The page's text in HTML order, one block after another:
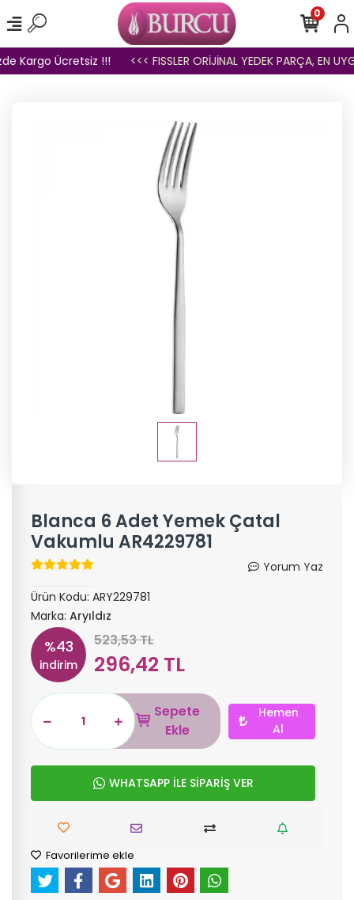
Kargo Ücretsiz !!! <<< FISSLER ORİJİNAL YEDEK PARÇA, EN
0
Blanca 6 Adet Yemek Çatal
Vakumlu AR4229781
Yorum Yaz
Ürün Kodu: ARY229781
Marka: Aryıldız
%43
indirim
523,53 TL
296,42 TL
Sepete
Ekle
Hemen
Al
WHATSAPP İLE SİPARİŞ VER
Favorilerime ekle